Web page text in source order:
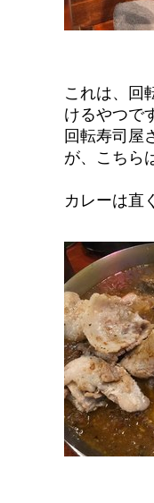
これは、回
けるやつで
回転寿司屋
が、こちら
カレーは直